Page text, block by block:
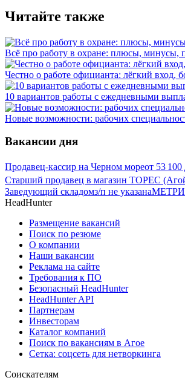
Читайте также
Всё про работу в охране: плюсы, минусы,
Честно о работе официанта: лёгкий вход,
10 вариантов работы с ежедневными
Новые возможности: рабочих
Вакансии дня
Продавец-кассир на Черном мореот 53 100
Старший продавец в магазин ТОРЕС
Заведующий складомз/п не указана
HeadHunter
Размещение вакансий
Поиск по резюме
О компании
Наши вакансии
Реклама на сайте
Требования к ПО
Безопасный HeadHunter
HeadHunter API
Партнерам
Инвесторам
Каталог компаний
Поиск по вакансиям в Агое
Сетка: соцсеть для нетворкинга
Соискателям